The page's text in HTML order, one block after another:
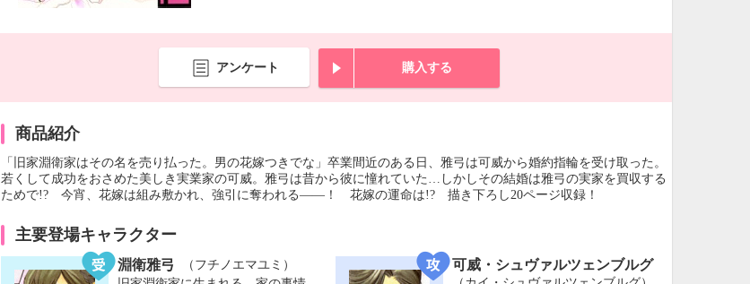
アンケート 購入する
商品紹介
「旧家淵衛家はその名を売り払った。男の花嫁つきでな」卒業間近のある日、雅弓は可威から婚約指輪を受け取った。
若くして成功をおさめた美しき実業家の可威。雅弓は昔から彼に憧れていた…しかしその結婚は雅弓の実家を買収する
ためで!? 今宵、花嫁は組み敷かれ、強引に奪われる――！ 花嫁の運命は!? 描き下ろし20ページ収録！
主要登場キャラクター
淵衛雅弓
（フチノエマユミ）
可威・シュヴァルツェンブルグ